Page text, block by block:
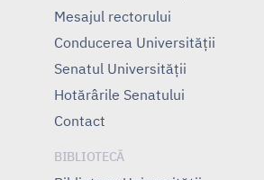
Mesajul rectorului
Conducerea Universităţii
Senatul Universității
Hotărârile Senatului
Contact
BIBLIOTECĂ